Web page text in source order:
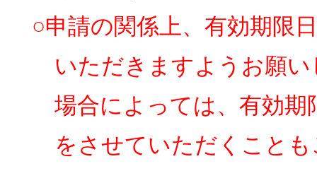
○申請の関係上、有効期限
いただきますようお願
場合によっては、有効
をさせていただくこと